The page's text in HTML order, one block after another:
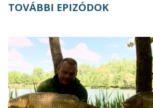
TOVÁBBI EPIZÓDOK